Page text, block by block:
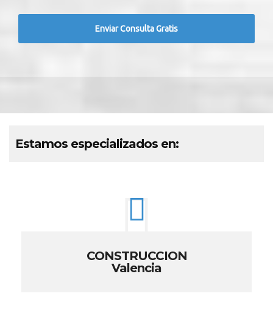
Estamos especializados en:
CONSTRUCCION
Valencia